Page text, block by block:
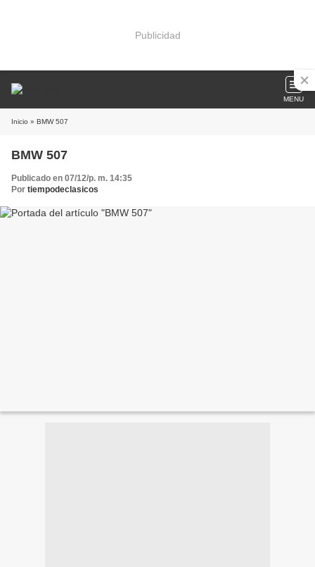
Publicidad
MENU
Inicio » BMW 507
BMW 507
Publicado en 07/12/p. m. 14:35
Por tiempodeclasicos